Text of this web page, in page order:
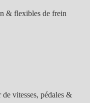
& flexibles de frein
vitesses, pédales &